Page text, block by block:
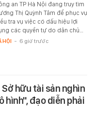
an TP Hà Nội đang truy tìm
Thị Quỳnh Tâm để phục vụ
tra vụ việc có dấu hiệu lợi
các quyền tự do dân chủ…
HỘI - 6 giờ trước
hữu tài sản nghìn
hình", đạo diễn phải